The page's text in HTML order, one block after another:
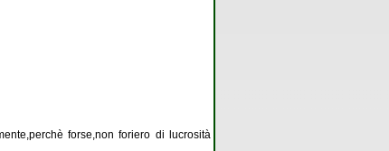
forse,non foriero di lucrosità